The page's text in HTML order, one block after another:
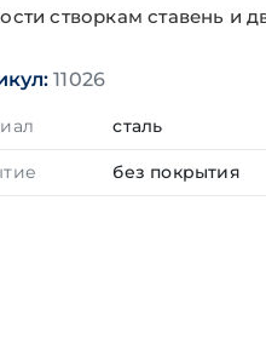
створкам ставень и
11026
сталь
без покрытия